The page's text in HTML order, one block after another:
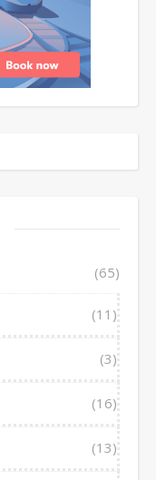
(65)
(11)
(3)
(16)
(13)